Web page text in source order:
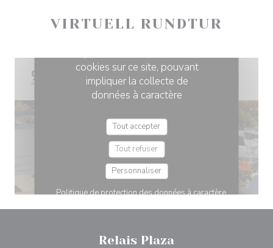
VIRTUELL RUNDTUR
Relais Plaza